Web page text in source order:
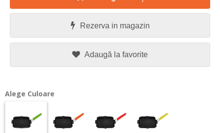
Rezerva in magazin
Adaugă la favorite
Alege Culoare